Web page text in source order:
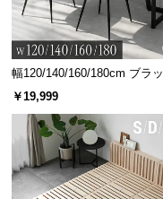
幅120/140/160/180cm ブラ
レーム ダイニング 大理石調
￥19,999